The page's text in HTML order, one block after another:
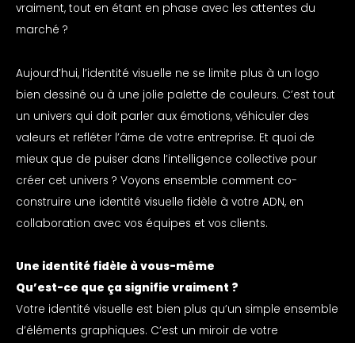
vraiment, tout en étant en phase avec les attentes du
marché ?
Aujourd’hui, l’identité visuelle ne se limite plus à un logo
bien dessiné ou à une jolie palette de couleurs. C’est tout
un univers qui doit parler aux émotions, véhiculer des
valeurs et refléter l’âme de votre entreprise. Et quoi de
mieux que de puiser dans l’intelligence collective pour
créer cet univers ? Voyons ensemble comment co-
construire une identité visuelle fidèle à votre ADN, en
collaboration avec vos équipes et vos clients.
Une identité fidèle à vous-même
Qu’est-ce que ça signifie vraiment ?
Votre identité visuelle est bien plus qu’un simple ensemble
d’éléments graphiques. C’est un miroir de votre